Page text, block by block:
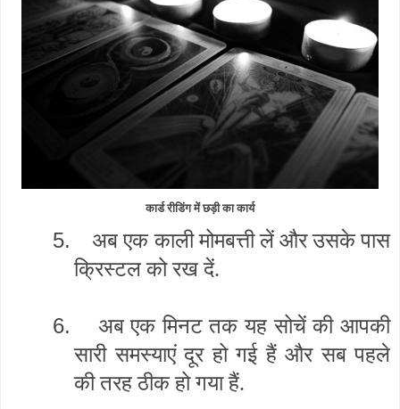
कार्ड रीडिंग में छड़ी का कार्य
5.
अब एक काली मोमबत्ती लें और उसके पास
क्रिस्टल को रख दें.
6.
अब एक मिनट तक यह सोचें की आपकी
सारी समस्याएं दूर हो गई हैं और सब पहले
की तरह ठीक हो गया हैं.